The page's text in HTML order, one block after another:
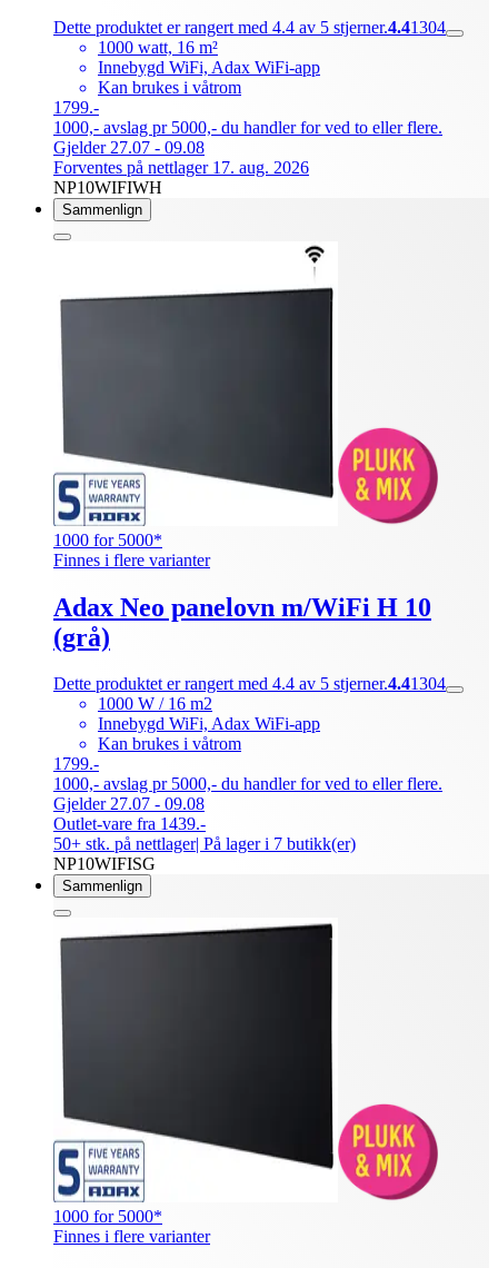
Dette produktet er rangert med 4.4 av 5 stjerner.4.41304
1000 watt, 16 m²
Innebygd WiFi, Adax WiFi-app
Kan brukes i våtrom
1799.-
1000,- avslag pr 5000,- du handler for ved to eller flere.
Gjelder 27.07 - 09.08
Forventes på nettlager 17. aug. 2026
NP10WIFIWH
Sammenlign
1000 for 5000*
Finnes i flere varianter
Adax Neo panelovn m/WiFi H 10
(grå)
Dette produktet er rangert med 4.4 av 5 stjerner.4.41304
1000 W / 16 m2
Innebygd WiFi, Adax WiFi-app
Kan brukes i våtrom
1799.-
1000,- avslag pr 5000,- du handler for ved to eller flere.
Gjelder 27.07 - 09.08
Outlet-vare fra 1439.-
50+ stk. på nettlager| På lager i 7 butikk(er)
NP10WIFISG
Sammenlign
1000 for 5000*
Finnes i flere varianter